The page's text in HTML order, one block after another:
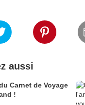
aussi
Carnet de Voyage
!